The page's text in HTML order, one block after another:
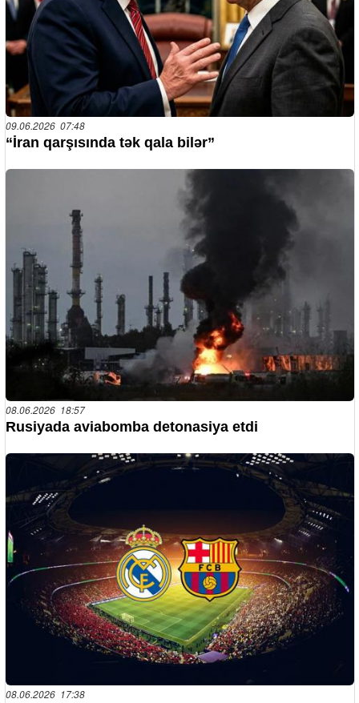
09.06.2026 07:48
“İran qarşısında tək qala bilər”
08.06.2026 18:57
Rusiyada aviabomba detonasiya etdi
08.06.2026 17:38